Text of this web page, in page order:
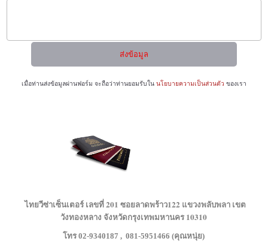
เมื่อท่านส่งข้อมูลผ่านฟอร์ม จะถือว่าท่านยอมรับในนโยบายความเป็นส่วนตัว ของเรา
ไทยวีซ่าเซ็นเตอร์ เลขที่ 201 ซอยลาดพร้าว122 แขวงพลับพลา เขต
วังทองหลาง จังหวัดกรุงเทพมหานคร 10310
โทร 02-9340187 , 081-5951466 (คุณหนุ่ย)